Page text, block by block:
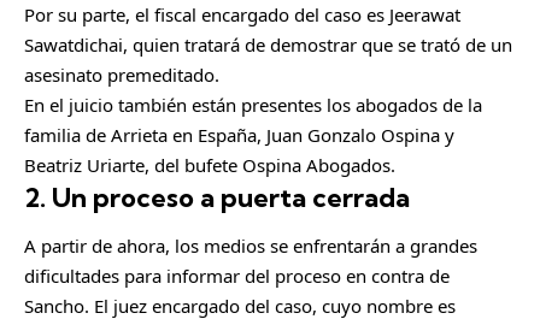
p
a
r
t
i
r
Por su parte, el fiscal encargado del caso es Jeerawat
Sawatdichai, quien tratará de demostrar que se trató de un
asesinato premeditado.
En el juicio también están presentes los abogados de la
familia de Arrieta en España, Juan Gonzalo Ospina y
Beatriz Uriarte, del bufete Ospina Abogados.
2. Un proceso a puerta cerrada
A partir de ahora, los medios se enfrentarán a grandes
dificultades para informar del proceso en contra de
Sancho. El juez encargado del caso, cuyo nombre es